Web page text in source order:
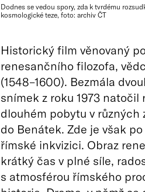
Dodnes se vedou spory, zda k tvrdému
kosmologické teze, foto: archiv ČT
Historický film věnovaný
renesančního filozofa,
(1548–1600). Bezmála
snímek z roku 1973
dlouhém pobytu v různých
do Benátek. Zde je však
římské inkvizici. Obraz
krátký čas v plné síle,
s atmosférou římského